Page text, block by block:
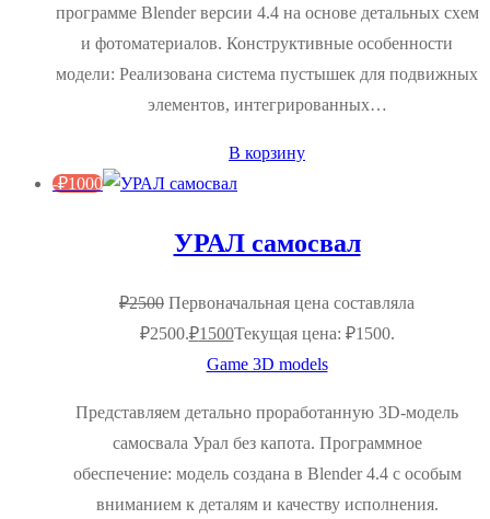
программе Blender версии 4.4 на основе детальных схем
и фотоматериалов. Конструктивные особенности
модели: Реализована система пустышек для подвижных
элементов, интегрированных…
В корзину
-₽1000
УРАЛ самосвал
₽2500 Первоначальная цена составляла
₽2500.₽1500Текущая цена: ₽1500.
Game 3D models
Представляем детально проработанную 3D-модель
самосвала Урал без капота. Программное
обеспечение: модель создана в Blender 4.4 с особым
вниманием к деталям и качеству исполнения.